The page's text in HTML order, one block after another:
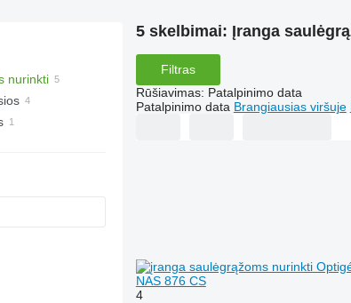
nurinkti
5 skelbimai: Įranga
Filtras
Rūšiavimas: Patalpinimo data
Patalpinimo data Brangiausias viršuje
NAS 876 CS
4